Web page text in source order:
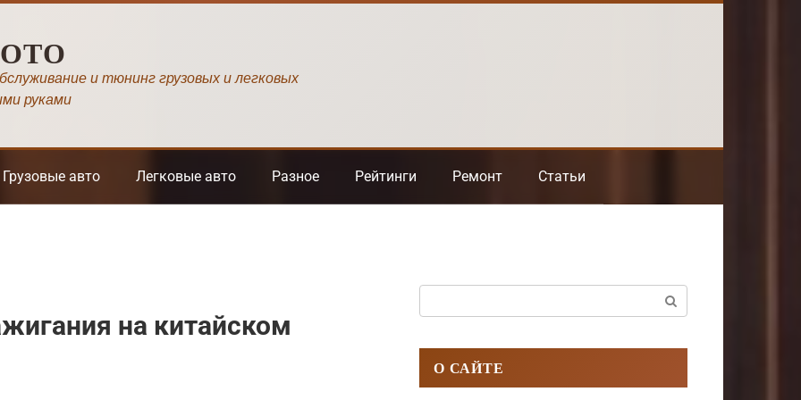
и тюнинг грузовых и легковых
руками
Грузовые авто Легковые авто Разное Рейтинги Ремонт Статьи
на китайском
О САЙТЕ